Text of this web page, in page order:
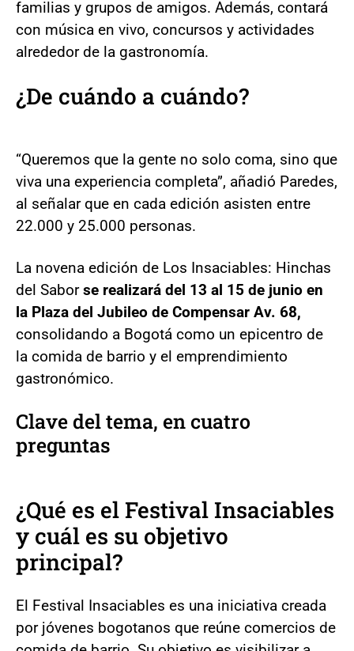
familias y grupos de amigos. Además, contará
con música en vivo, concursos y actividades
alrededor de la gastronomía.
¿De cuándo a cuándo?
“Queremos que la gente no solo coma, sino que
viva una experiencia completa”, añadió Paredes,
al señalar que en cada edición asisten entre
22.000 y 25.000 personas.
La novena edición de Los Insaciables: Hinchas
del Saborse realizará del 13 al 15 de junio en
la Plaza del Jubileo de Compensar Av. 68,
consolidando a Bogotá como un epicentro de
la comida de barrio y el emprendimiento
gastronómico.
Clave del tema, en cuatro
preguntas
¿Qué es el Festival Insaciables
y cuál es su objetivo
principal?
El Festival Insaciables es una iniciativa creada
por jóvenes bogotanos que reúne comercios de